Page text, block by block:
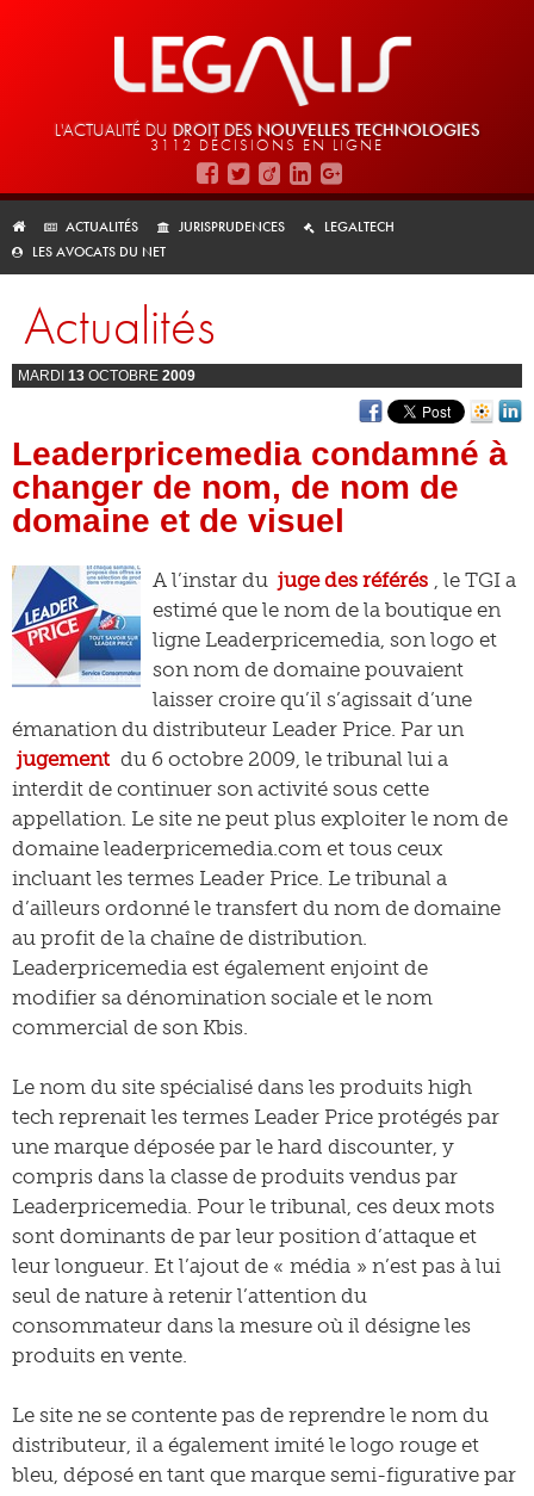
L'ACTUALITÉ DU DROIT DES NOUVELLES TECHNOLOGIES
3112 DÉCISIONS EN LIGNE
ACTUALITÉS JURISPRUDENCES
LEGALTECH
LES AVOCATS DU NET
Actualités
MARDI 13 OCTOBRE 2009
Leaderpricemedia condamné à
changer de nom, de nom de
domaine et de visuel
A l’instar du juge des référés , le TGI a
estimé que le nom de la boutique en
ligne Leaderpricemedia, son logo et
son nom de domaine pouvaient
laisser croire qu’il s’agissait d’une
émanation du distributeur Leader Price. Par un
jugement du 6 octobre 2009, le tribunal lui a
interdit de continuer son activité sous cette
appellation. Le site ne peut plus exploiter le nom de
domaine leaderpricemedia.com et tous ceux
incluant les termes Leader Price. Le tribunal a
d’ailleurs ordonné le transfert du nom de domaine
au profit de la chaîne de distribution.
Leaderpricemedia est également enjoint de
modifier sa dénomination sociale et le nom
commercial de son Kbis.
Le nom du site spécialisé dans les produits high
tech reprenait les termes Leader Price protégés par
une marque déposée par le hard discounter, y
compris dans la classe de produits vendus par
Leaderpricemedia. Pour le tribunal, ces deux mots
sont dominants de par leur position d’attaque et
leur longueur. Et l’ajout de « média » n’est pas à lui
seul de nature à retenir l’attention du
consommateur dans la mesure où il désigne les
produits en vente.
Le site ne se contente pas de reprendre le nom du
distributeur, il a également imité le logo rouge et
bleu, déposé en tant que marque semi-figurative par